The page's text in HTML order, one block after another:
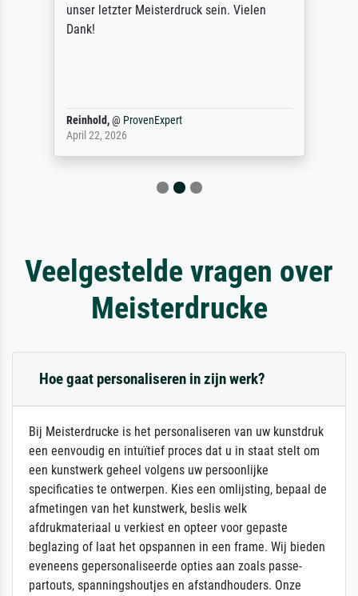
unser letzter Meisterdruck sein. Vielen
Dank!
Reinhold,@ ProvenExpert
April 22, 2026
Veelgestelde vragen over
Meisterdrucke
Hoe gaat personaliseren in zijn werk?
Bij Meisterdrucke is het personaliseren van uw kunstdruk
een eenvoudig en intuïtief proces dat u in staat stelt om
een kunstwerk geheel volgens uw persoonlijke
specificaties te ontwerpen. Kies een omlijsting, bepaal de
afmetingen van het kunstwerk, beslis welk
afdrukmateriaal u verkiest en opteer voor gepaste
beglazing of laat het opspannen in een frame. Wij bieden
eveneens gepersonaliseerde opties aan zoals passe-
partouts, spanningshoutjes en afstandhouders. Onze